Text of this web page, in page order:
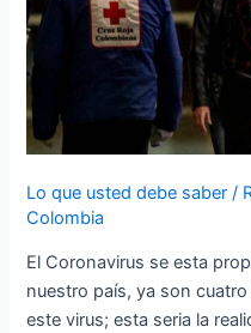
Lo que usted debe saber /
Colombia
El Coronavirus se esta
nuestro país, ya son
este virus; esta seria la